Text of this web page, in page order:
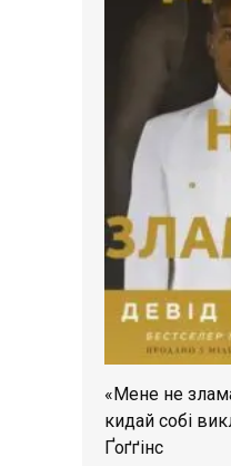
«Мене не
кидай собі
Ґоґґінс